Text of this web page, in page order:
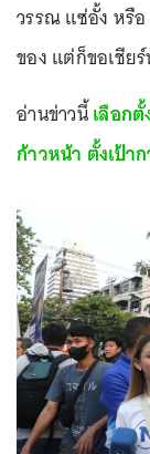
วรรณ แซ่อั้ง หรือ
ของ แต่ก็ขอเชีย
อ่านข่าวนี้เลือก
ก้าวหน้า ตั้งเป้า